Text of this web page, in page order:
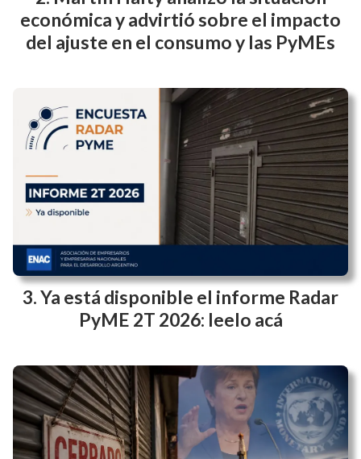
económica y advirtió sobre el impacto
del ajuste en el consumo y las PyMEs
Ya está disponible el informe Radar
PyME 2T 2026: leelo acá